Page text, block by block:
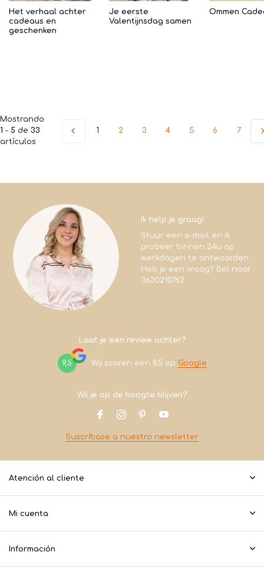
Het verhaal achter
cadeaus en
geschenken
Je eerste
Valentijnsdag samen
Ommen
Mostrando
1 - 5 de 33
artículos
1 2 3 4 5 6 7
Ik help je graag!
Stuur een e-mail en ik
probeer binnen 24u op
werkdagen te antwoorden.
Heb je een vraag? Bel naar
0630210762
Laat je een review achter?
9,5 Wij scoren een 9,5 op Google
Wil je op de hoogte blijven?
Suscríbase a nuestro newsletter
Atención al cliente
Mi cuenta
Información